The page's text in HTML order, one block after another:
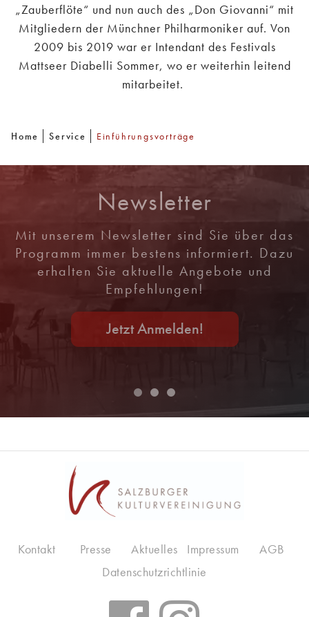
„Zauberflöte“ und nun auch des „Don Giovanni“ mit
Mitgliedern der Münchner Philharmoniker auf. Von
2009 bis 2019 war er Intendant des Festivals
Mattseer Diabelli Sommer, wo er weiterhin leitend
mitarbeitet.
Home Service Einführungsvorträge
Newsletter
Mit unserem Newsletter sind Sie über das
Programm immer bestens informiert. Dazu
erhalten Sie aktuelle Angebote und
Empfehlungen!
Jetzt Anmelden!
Kontakt Presse Aktuelles Impressum
AGB
Datenschutzrichtlinie